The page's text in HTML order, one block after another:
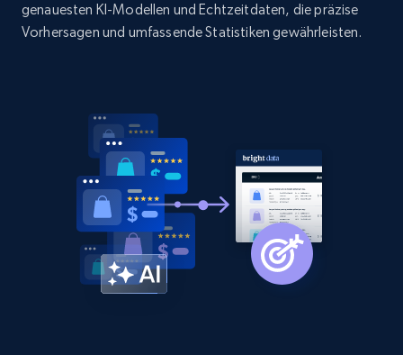
genauesten KI-Modellen und Echtzeitdaten, die präzise
Vorhersagen und umfassende Statistiken gewährleisten.